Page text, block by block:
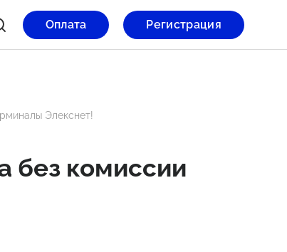
Оплата Регистрация
Элекснет!
без комиссии